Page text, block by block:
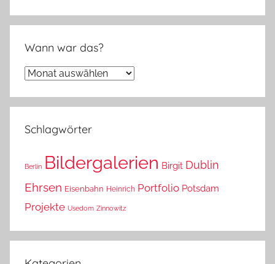
Wann war das?
Wann
das?
Schlagwörter
Berlin Bildergalerien Birgit Dublin
Ehrsen Eisenbahn Heinrich Portfolio Potsdam
Projekte Usedom Zinnowitz